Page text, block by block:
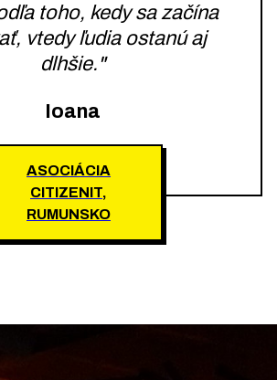
toho, kedy sa začína
vtedy ľudia ostanú aj
dlhšie."
Ioana
ASOCIÁCIA
CITIZENIT,
RUMUNSKO